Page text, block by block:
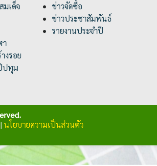
มเด็จ
า
งรอย
ปทุม
ข่าวจัดซื้อ
ข่าวประชาสัมพันธ์
รายงานประจำปี
นโยบายความเป็นส่วนตัว